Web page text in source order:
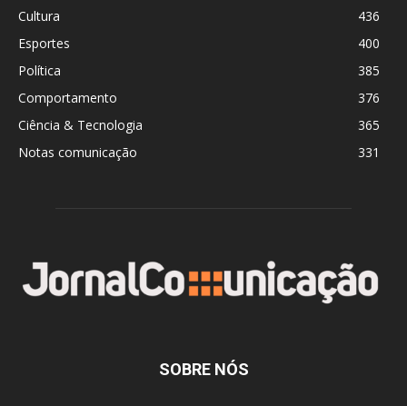
Cultura
436
Esportes
400
Política
385
Comportamento
376
Ciência & Tecnologia
365
Notas comunicação
331
SOBRE NÓS